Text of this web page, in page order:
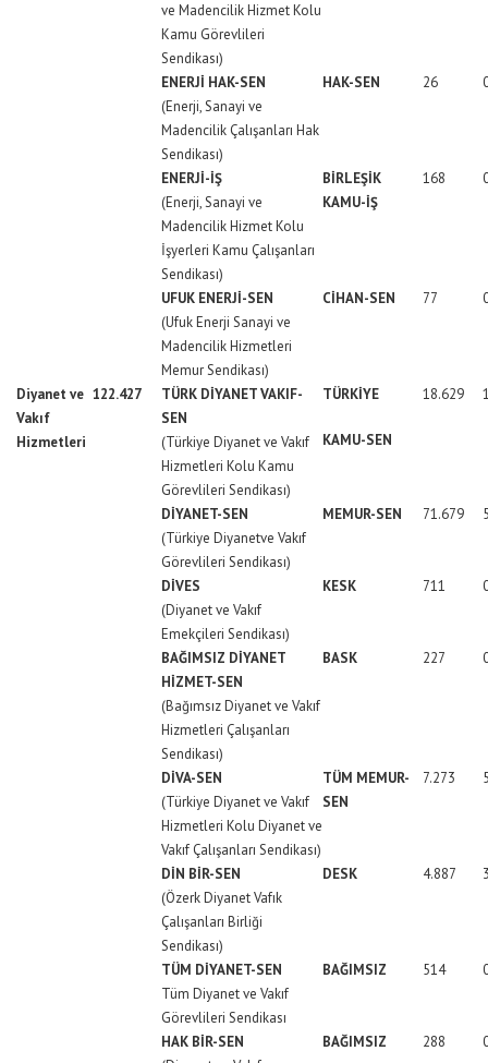
ve Madencilik Hizmet Kolu
Kamu Görevlileri
Sendikası)
ENERJİ HAK-SEN
HAK-SEN 26
(Enerji, Sanayi ve
Madencilik Çalışanları Hak
Sendikası)
ENERJİ-İŞ
BİRLEŞİK
KAMU-İŞ
168
(Enerji, Sanayi ve
Madencilik Hizmet Kolu
İşyerleri Kamu Çalışanları
Sendikası)
UFUK ENERJİ-SEN
CİHAN-SEN 77
(Ufuk Enerji Sanayi ve
Madencilik Hizmetleri
Memur Sendikası)
Diyanet ve
Vakıf
Hizmetleri
122.427
TÜRK DİYANET VAKIF-
SEN
TÜRKİYE
KAMU-SEN
18.629
(Türkiye Diyanet ve Vakıf
Hizmetleri Kolu Kamu
Görevlileri Sendikası)
DİYANET-SEN
MEMUR-SEN 71.679
(Türkiye Diyanetve Vakıf
Görevlileri Sendikası)
DİVES
KESK 711
(Diyanet ve Vakıf
Emekçileri Sendikası)
BAĞIMSIZ DİYANET
HİZMET-SEN
BASK 227
(Bağımsız Diyanet ve Vakıf
Hizmetleri Çalışanları
Sendikası)
DİVA-SEN
TÜM MEMUR-
SEN
7.273
(Türkiye Diyanet ve Vakıf
Hizmetleri Kolu Diyanet ve
Vakıf Çalışanları Sendikası)
DİN BİR-SEN
DESK 4.887
(Özerk Diyanet Vafık
Çalışanları Birliği
Sendikası)
TÜM DİYANET-SEN
BAĞIMSIZ 514
Tüm Diyanet ve Vakıf
Görevlileri Sendikası
HAK BİR-SEN
BAĞIMSIZ 288